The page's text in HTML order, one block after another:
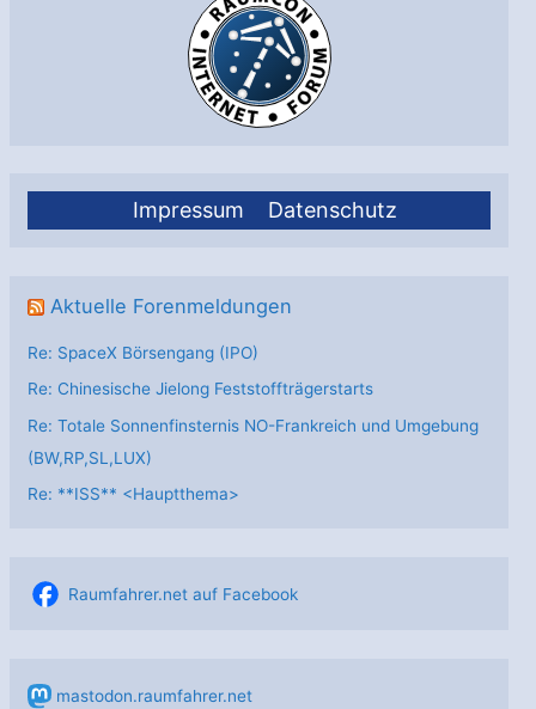
Impressum Datenschutz
Aktuelle Forenmeldungen
Re: SpaceX Börsengang (IPO)
Re: Chinesische Jielong Feststoffträgerstarts
Re: Totale Sonnenfinsternis NO-Frankreich und Umgebung
(BW,RP,SL,LUX)
Re: **ISS** <Hauptthema>
Raumfahrer.net auf Facebook
mastodon.raumfahrer.net